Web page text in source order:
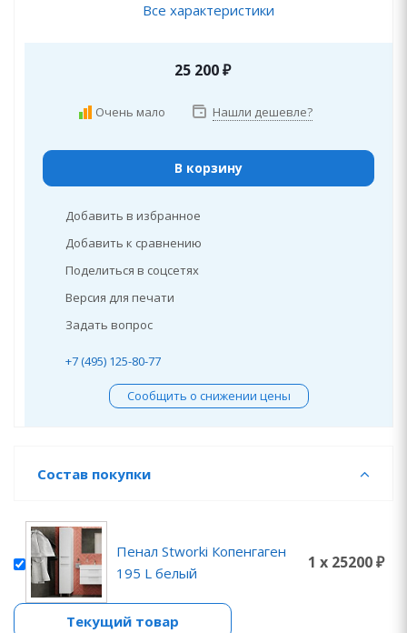
Все характеристики
25 200₽
Очень мало Нашли дешевле?
В корзину
Добавить в избранное
Добавить к сравнению
Поделиться в соцсетях
Версия для печати
Задать вопрос
+7 (495) 125-80-77
Сообщить о снижении цены
Состав покупки
Пенал Stworki Копенгаген
195 L белый
1 x 25200 ₽
Текущий товар